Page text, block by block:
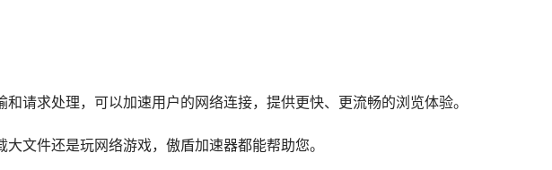
请求处理，可以加速用户的网络连接，提供更快、更流畅的浏览体验。
文件还是玩网络游戏，傲盾加速器都能帮助您。